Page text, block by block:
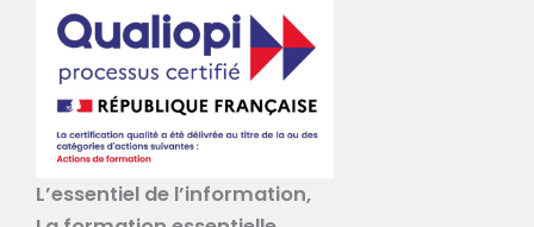
L’essentiel de l’information,